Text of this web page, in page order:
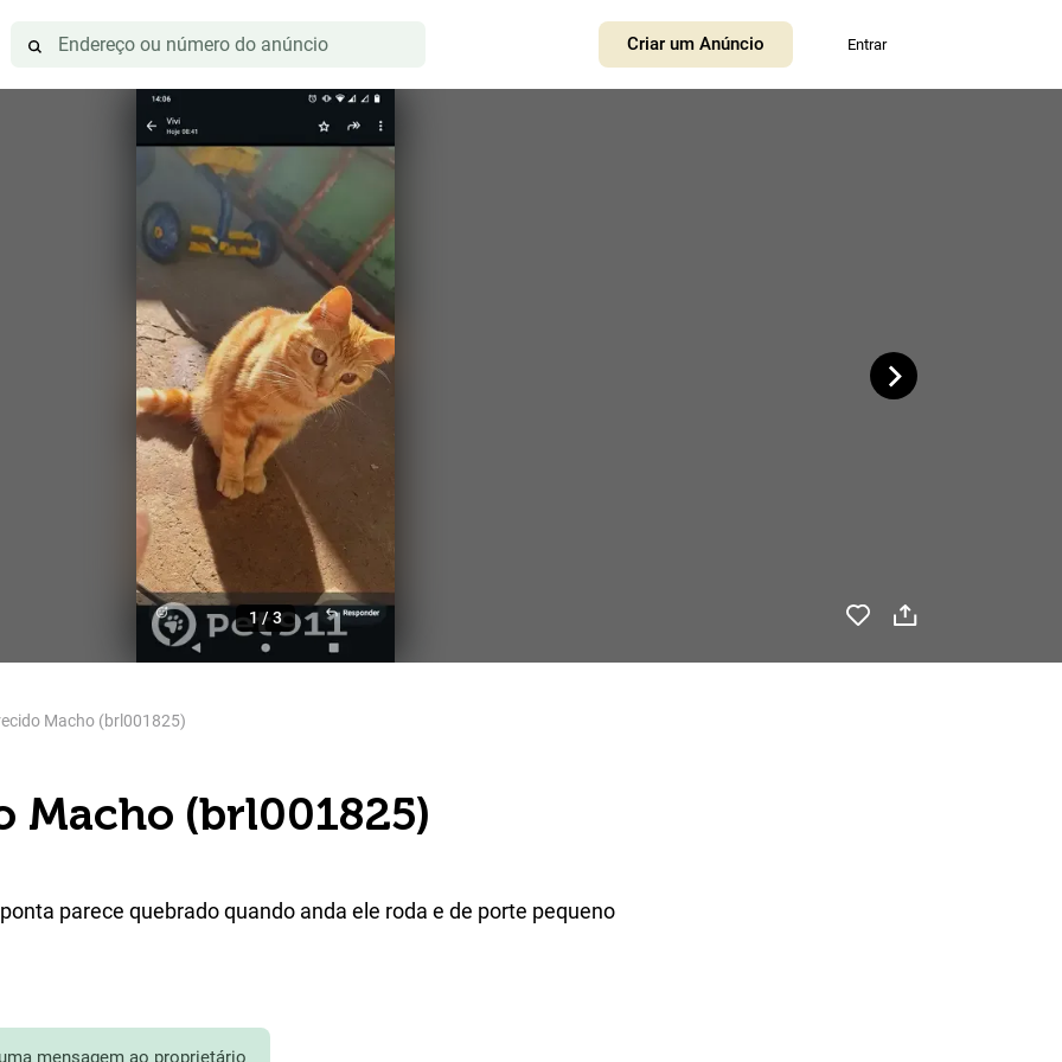
Criar um Anúncio Entrar
1/3
Macho (brl001825)
Macho (brl001825)
parece quebrado quando anda ele roda e de porte pequeno
mensagem ao proprietário